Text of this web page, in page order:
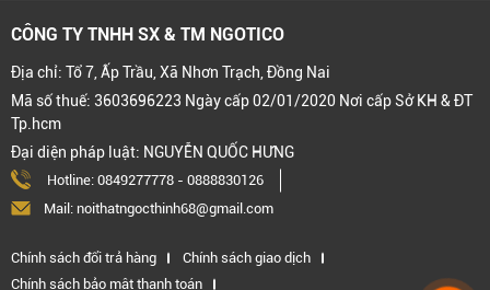
CÔNG TY TNHH SX & TM NGOTICO
Địa chỉ: Tổ 7, Ấp Trầu, Xã Nhơn Trạch, Đồng Nai
Mã số thuế: 3603696223 Ngày cấp 02/01/2020 Nơi cấp Sở KH & ĐT
Tp.hcm
Đại diện pháp luật: NGUYỄN QUỐC HƯNG
Hotline: 0849277778 - 0888830126
Mail: noithatngocthinh68@gmail.com
Chính sách đổi trả hàng
Chính sách giao dịch
Chính sách bảo mật thanh toán